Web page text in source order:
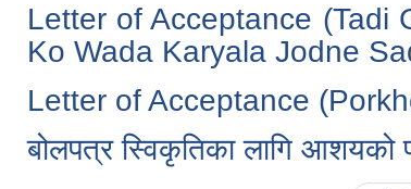
Letter of Acceptance (Tadi
Ko Wada Karyala Jodne
Letter of Acceptance
बोलपत्र स्विकृतिका लागि आशयको